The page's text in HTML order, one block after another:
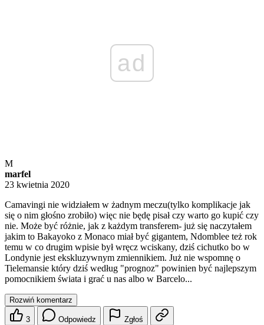
ad
M
marfel
23 kwietnia 2020
Camavingi nie widziałem w żadnym meczu(tylko komplikacje jak
się o nim głośno zrobiło) więc nie będę pisał czy warto go kupić czy
nie. Może być różnie, jak z każdym transferem- już się naczytałem
jakim to Bakayoko z Monaco miał być gigantem, Ndomblee też rok
temu w co drugim wpisie był wręcz wciskany, dziś cichutko bo w
Londynie jest ekskluzywnym zmiennikiem. Już nie wspomnę o
Tielemansie który dziś według "prognoz" powinien być najlepszym
pomocnikiem świata i grać u nas albo w Barcelo...
Rozwiń komentarz
3 Odpowiedz Zgłoś